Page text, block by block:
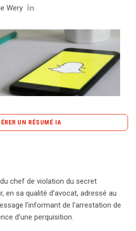
le droit de l'innovation
CONTACT
Wery
UN RÉSUMÉ IA
de violation du secret
message sur Snapchat. Ce
n’a jamais été lu par son
intervenant rapidement, ont
qu’il puisse le consulter et ont
chef de violation du secret
en sa qualité d’avocat, adressé au
l’informant de l’arrestation de
d’une perquisition.